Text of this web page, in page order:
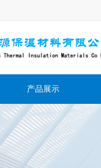
产品展示